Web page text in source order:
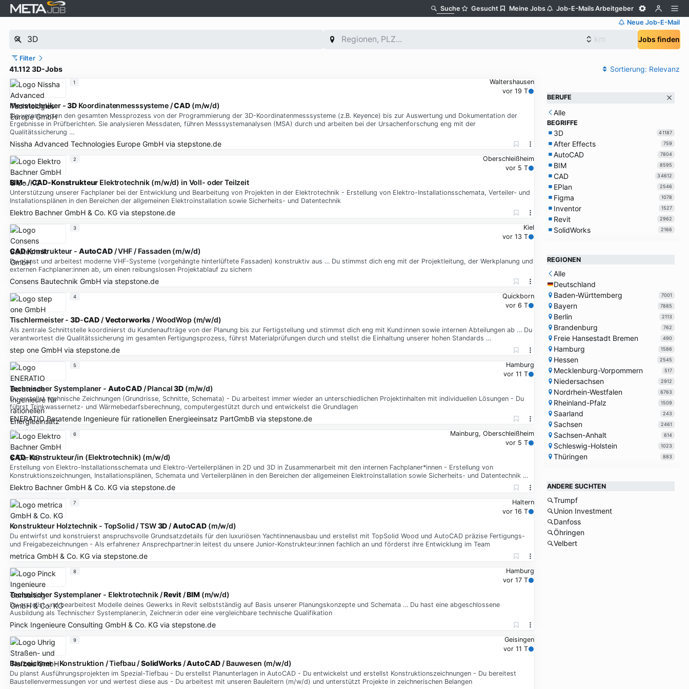
Suche Gesucht Meine Jobs Job-E-MailsArbeitgeber
Neue Job-E-Mail
Jobs finden
Filter
41.112 3D-Jobs Sortierung: Relevanz
Waltershausen
vor 19 T
Messtechniker -3D Koordinatenmesssysteme /CAD(m/w/d)
Sie verantworten den gesamten Messprozess von der Programmierung der 3D-Koordinatenmesssysteme (z.B. Keyence) bis zur Auswertung und Dokumentation der
Ergebnisse in Prüfberichten. Sie analysieren Messdaten, führen Messsystemanalysen (MSA) durch und arbeiten bei der Ursachenforschung eng mit der
Qualitätssicherung …
Nissha Advanced Technologies Europe GmbHvia stepstone.de
1
Oberschleißheim
vor 5 T
BIM- /CAD-Konstrukteur Elektrotechnik (m/w/d) in Voll- oder Teilzeit
Unterstützung unserer Fachplaner bei der Entwicklung und Bearbeitung von Projekten in der Elektrotechnik - Erstellung von Elektro-Installationsschemata, Verteiler- und
Installationsplänen in den Bereichen der allgemeinen Elektroinstallation sowie Sicherheits- und Datentechnik
Elektro Bachner GmbH & Co. KGvia stepstone.de
2
Kiel
vor 13 T
CADKonstrukteur - AutoCAD/ VHF / Fassaden (m/w/d)
Du planst und arbeitest moderne VHF-Systeme (vorgehängte hinterlüftete Fassaden) konstruktiv aus … Du stimmst dich eng mit der Projektleitung, der Werkplanung und
externen Fachplaner:innen ab, um einen reibungslosen Projektablauf zu sichern
Consens Bautechnik GmbHvia stepstone.de
3
Quickborn
vor 6 T
Tischlermeister - 3D-CAD /Vectorworks / WoodWop (m/w/d)
Als zentrale Schnittstelle koordinierst du Kundenaufträge von der Planung bis zur Fertigstellung und stimmst dich eng mit Kund:innen sowie internen Abteilungen ab … Du
verantwortest die Qualitätssicherung im gesamten Fertigungsprozess, führst Materialprüfungen durch und stellst die Einhaltung unserer hohen Standards …
step one GmbHvia stepstone.de
4
Hamburg
vor 11 T
Technischer Systemplaner - AutoCAD/ Plancal3D(m/w/d)
Du erstellst technische Zeichnungen (Grundrisse, Schnitte, Schemata) - Du arbeitest immer wieder an unterschiedlichen Projektinhalten mit individuellen Lösungen - Du
führst Trinkwassernetz- und Wärmebedarfsberechnung, computergestützt durch und entwickelst die Grundlagen
ENERATIO Beratende Ingenieure für rationellen Energieeinsatz PartGmbBvia stepstone.de
5
Mainburg, Oberschleißheim
vor 5 T
CAD-Konstrukteur/in (Elektrotechnik) (m/w/d)
Erstellung von Elektro-Installationsschemata und Elektro-Verteilerplänen in 2D und 3D in Zusammenarbeit mit den internen Fachplaner*innen - Erstellung von
Konstruktionszeichnungen, Installationsplänen, Schemata und Verteilerplänen in den Bereichen der allgemeinen Elektroinstallation sowie Sicherheits- und Datentechnik …
Elektro Bachner GmbH & Co. KGvia stepstone.de
6
Haltern
vor 16 T
Konstrukteur Holztechnik - TopSolid / TSW3D /AutoCAD(m/w/d)
Du entwirfst und konstruierst anspruchsvolle Grundsatzdetails für den luxuriösen Yachtinnenausbau und erstellst mit TopSolid Wood und AutoCAD präzise Fertigungs-
und Freigabezeichnungen - Als erfahrene:r Ansprechpartner:in leitest du unsere Junior-Konstrukteur:innen fachlich an und förderst ihre Entwicklung im Team
metrica GmbH & Co. KGvia stepstone.de
7
Hamburg
vor 17 T
Technischer Systemplaner - Elektrotechnik /Revit /BIM(m/w/d)
Du erstellst und bearbeitest Modelle deines Gewerks in Revit selbstständig auf Basis unserer Planungskonzepte und Schemata … Du hast eine abgeschlossene
Ausbildung als Technische:r Systemplaner:in, Zeichner:in oder eine vergleichbare technische Qualifikation
Pinck Ingenieure Consulting GmbH & Co. KGvia stepstone.de
8
Geisingen
vor 11 T
Bauzeichner - Konstruktion / Tiefbau /SolidWorks/AutoCAD / Bauwesen (m/w/d)
Du planst Ausführungsprojekten im Spezial-Tiefbau - Du erstellst Planunterlagen in AutoCAD - Du entwickelst und erstellst Konstruktionszeichnungen - Du bereitest
Baustellenvermessungen vor und wertest diese aus - Du arbeitest mit unseren Bauleitern (m/w/d) und unterstützt Projekte in zeichnerischen Belangen
9
BERUFE
Alle
BEGRIFFE
3D 41187
After Effects 759
AutoCAD 7804
BIM 8595
CAD 34612
EPlan 2546
Figma 1078
Inventor 1527
Revit 2962
SolidWorks 2166
REGIONEN
Alle
Deutschland
Baden-Württemberg
7001
Bayern 7885
Berlin 2113
Brandenburg 762
Freie Hansestadt Bremen 490
Hamburg 1586
Hessen 2545
Mecklenburg-Vorpommern 517
Niedersachsen 2912
Nordrhein-Westfalen 6763
Rheinland-Pfalz 1509
Saarland 243
Sachsen 2461
Sachsen-Anhalt 614
Schleswig-Holstein 1023
Thüringen 883
ANDERE SUCHTEN
Trumpf
Union Investment
Danfoss
Öhringen
Velbert